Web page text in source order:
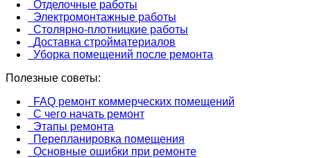
Отделочные работы
Электромонтажные работы
Столярно-плотницкие работы
Доставка стройматериалов
Уборка помещений после ремонта
Полезные советы:
FAQ ремонт коммерческих помещений
С чего начать ремонт
Этапы ремонта
Перепланировка помещения
Основные ошибки при ремонте